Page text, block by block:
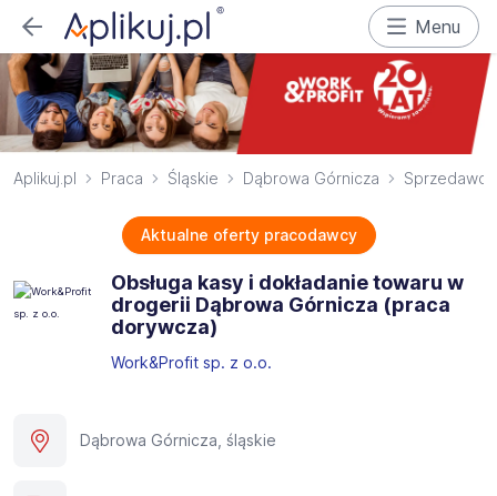
Menu
Aplikuj.pl Praca Śląskie Dąbrowa Górnicza Sprzedawca
Aktualne oferty pracodawcy
Obsługa kasy i dokładanie towaru w
drogerii Dąbrowa Górnicza (praca
dorywcza)
Work&Profit sp. z o.o.
Dąbrowa Górnicza, śląskie